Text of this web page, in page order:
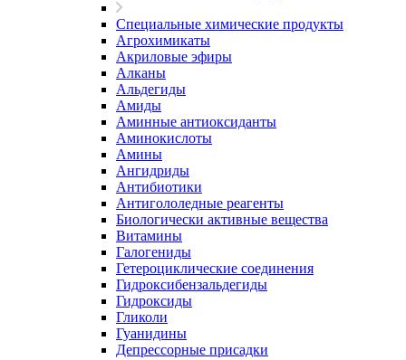
Специальные химические продукты
Агрохимикаты
Акриловые эфиры
Алканы
Альдегиды
Амиды
Аминные антиоксиданты
Аминокислоты
Амины
Ангидриды
Антибиотики
Антигололедные реагенты
Биологически активные вещества
Витамины
Галогениды
Гетероциклические соединения
Гидроксибензальдегиды
Гидроксиды
Гликоли
Гуанидины
Депрессорные присадки